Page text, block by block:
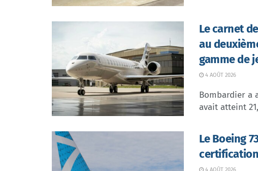
Le carnet
au
gamme de
4 AOÛT 2026
Bombardier a
avait atteint
Le Boeing